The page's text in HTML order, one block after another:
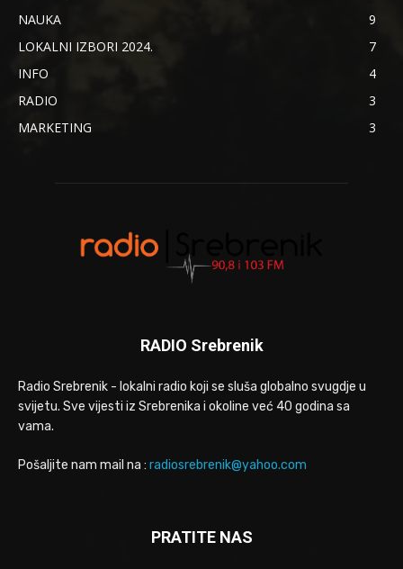
NAUKA
9
LOKALNI IZBORI 2024.
7
INFO
4
RADIO
3
MARKETING
3
RADIO Srebrenik
Radio Srebrenik - lokalni radio koji se sluša globalno svugdje u
svijetu. Sve vijesti iz Srebrenika i okoline već 40 godina sa
vama.
Pošaljite nam mail na : radiosrebrenik@yahoo.com
PRATITE NAS